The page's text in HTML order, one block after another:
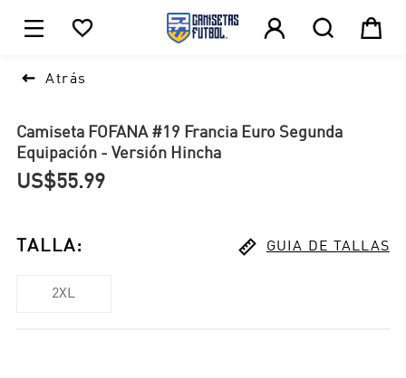
    
 Atrás
Camiseta FOFANA #19 Francia Euro Segunda
Equipación - Versión Hincha
US$55.99
TALLA:  GUIA DE TALLAS
2XL